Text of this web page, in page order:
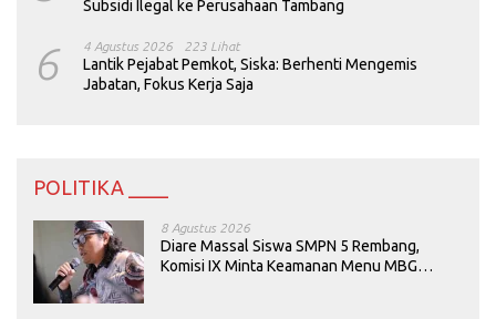
Subsidi Ilegal ke Perusahaan Tambang
6 4 Agustus 2026 223 Lihat
Lantik Pejabat Pemkot, Siska: Berhenti Mengemis
Jabatan, Fokus Kerja Saja
POLITIKA ____
8 Agustus 2026
Diare Massal Siswa SMPN 5 Rembang,
Komisi IX Minta Keamanan Menu MBG